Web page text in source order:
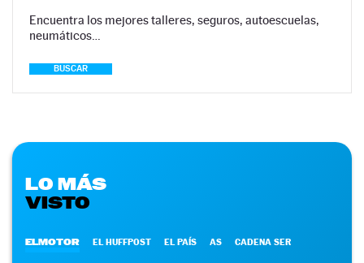
Encuentra los mejores talleres, seguros, autoescuelas,
neumáticos…
BUSCAR
LO MÁS
VISTO
ELMOTOR EL HUFFPOST EL PAÍS AS CADENA SER